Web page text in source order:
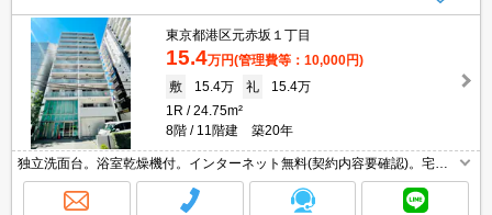
東京都港区元赤坂１丁目
15.4万円(管理費等：10,000円)
敷
15.4万 礼
15.4万
1R
24.75m²
8階
11階建 築20年
独立洗面台。浴室乾燥機付。インターネット無料(契約内容要確認)。宅配
ボックスあり。清掃費44,880円。エアコン洗浄代19,250円。